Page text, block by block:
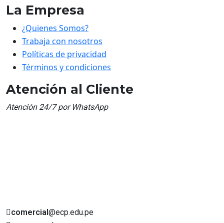
La Empresa
¿Quienes Somos?
Trabaja con nosotros
Políticas de privacidad
Términos y condiciones
Atención al Cliente
Atención 24/7 por WhatsApp
comercial@ecp.edu.pe